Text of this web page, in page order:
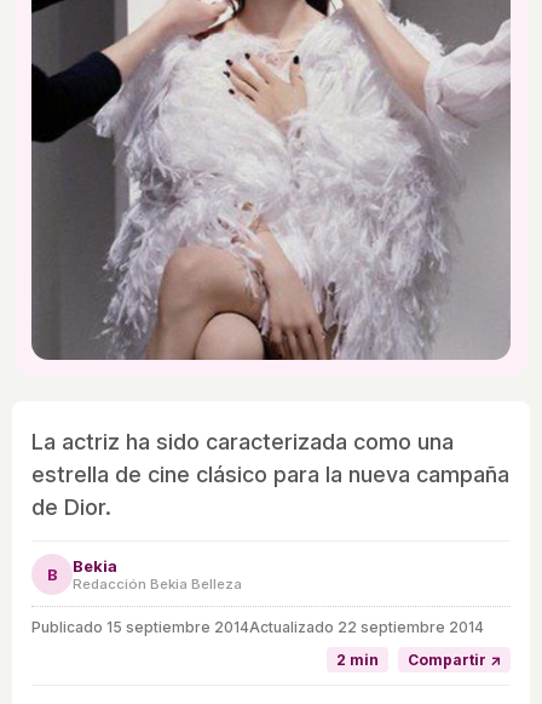
La actriz ha sido caracterizada como una
estrella de cine clásico para la nueva campaña
de Dior.
B Bekia
Redacción Bekia Belleza
Publicado 15 septiembre 2014Actualizado 22 septiembre 2014
2 min
Compartir ↗